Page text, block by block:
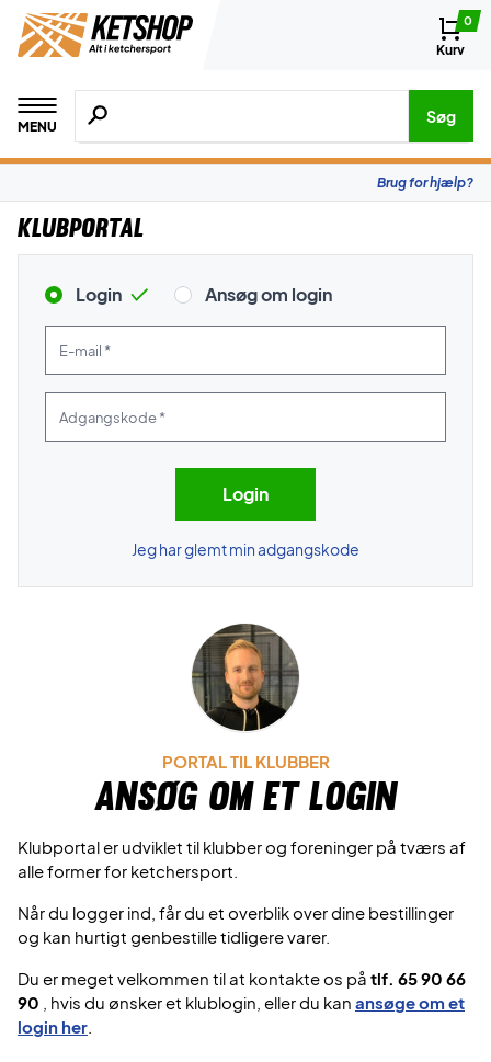
0
Kurv
MENU
Søg efter produkter, mærker etc.
Søg
Brug for hjælp?
Klubportal
Login Ansøg om login
Jeg har glemt min adgangskode
PORTAL TIL KLUBBER
Ansøg om et login
Klubportal er udviklet til klubber og foreninger på tværs af
alle former for ketchersport.
Når du logger ind, får du et overblik over dine bestillinger
og kan hurtigt genbestille tidligere varer.
Du er meget velkommen til at kontakte os på tlf. 65 90 66
90
, hvis du ønsker et klublogin, eller du kan ansøge om et
login her